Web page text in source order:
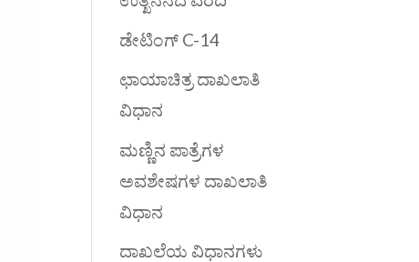
ಡೇಟಿಂಗ್ C-14
ಛಾಯಾಚಿತ್ರ ದಾಖಲಾತಿ
ವಿಧಾನ
ಮಣ್ಣಿನ ಪಾತ್ರೆಗಳ
ಅವಶೇಷಗಳ ದಾಖಲಾತಿ
ವಿಧಾನ
ದಾಖಲೆಯ ವಿಧಾನಗಳು